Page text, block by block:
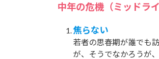
中年の危機（ミッドラ
焦らない
若者の思春期が誰でも
が、そうでなかろうが